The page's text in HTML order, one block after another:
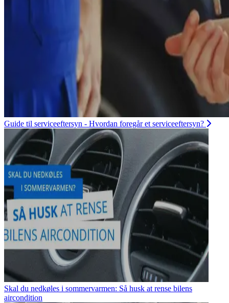
Guide til serviceeftersyn - Hvordan foregår et serviceeftersyn?
Skal du nedkøles i sommervarmen: Så husk at rense bilens
aircondition